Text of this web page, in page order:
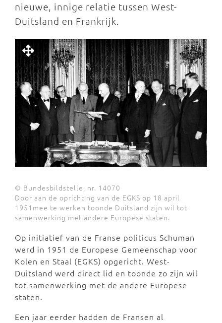
nieuwe, innige relatie tussen West-
Duitsland en Frankrijk.
© Bundesbildstelle, nr. 14070
Door aan de oprichting van de EGKS op 18 april
1951mee te werken toonde Duitsland zijn wil tot
samenwerking met andere Europese staten.
Op initiatief van de Franse politicus Schuman
werd in 1951 de Europese Gemeenschap voor
Kolen en Staal (EGKS) opgericht. West-
Duitsland werd direct lid en toonde zo zijn wil
tot samenwerking met de andere Europese
staten.
Een jaar eerder hadden de Fransen al